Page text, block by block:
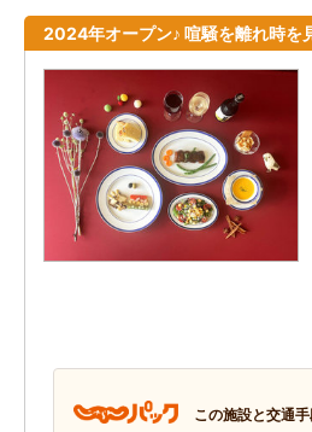
2024年オープン♪ 喧騒を離れ時を
この施設と交通